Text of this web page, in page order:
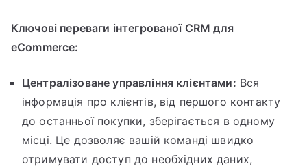
Ключові переваги інтегрованої CRM для
eCommerce:
Централізоване управління клієнтами: Вся
інформація про клієнтів, від першого контакту
до останньої покупки, зберігається в одному
місці. Це дозволяє вашій команді швидко
отримувати доступ до необхідних даних,